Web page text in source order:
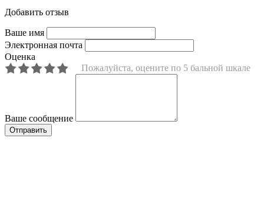
Добавить отзыв
Ваше имя
Электронная почта
Оценка
Пожалуйста, оцените по 5 бальной шкале
Ваше сообщение